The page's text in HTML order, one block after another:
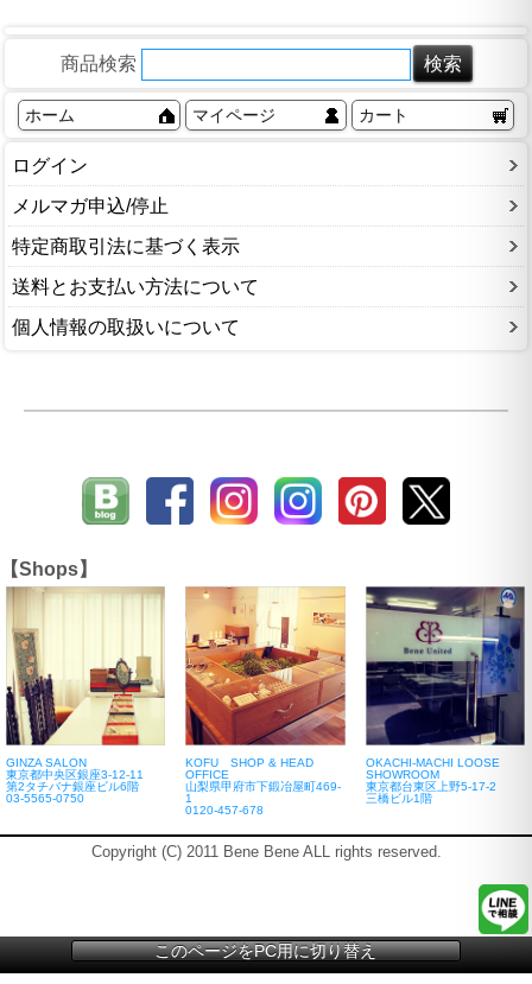
商品検索
ホーム マイページ カート
ログイン
メルマガ申込/停止
特定商取引法に基づく表示
送料とお支払い方法について
個人情報の取扱いについて
【Shops】
GINZA SALON
東京都中央区銀座3-12-11
第2タチバナ銀座ビル6階
03-5565-0750
KOFU SHOP & HEAD
OFFICE
山梨県甲府市下鍛冶屋町469-
1
0120-457-678
OKACHI-MACHI LOOSE
SHOWROOM
東京都台東区上野5-17-2
三橋ビル1階
Copyright (C) 2011 Bene Bene ALL rights reserved.
このページをPC用に切り替え